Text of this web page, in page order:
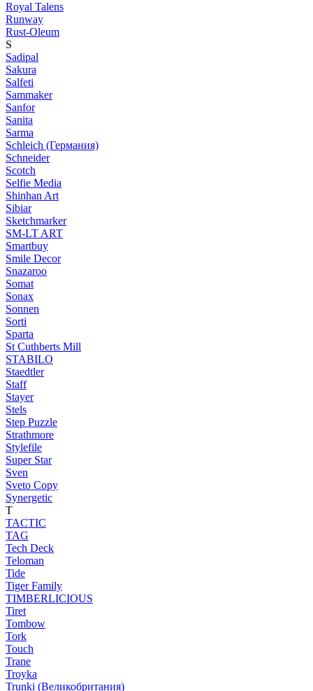
Royal Talens
Runway
Rust-Oleum
S
Sadipal
Sakura
Salfeti
Sammaker
Sanfor
Sanita
Sarma
Schleich (Германия)
Schneider
Scotch
Selfie Media
Shinhan Art
Sibiar
Sketchmarker
SM-LT ART
Smartbuy
Smile Decor
Snazaroo
Somat
Sonax
Sonnen
Sorti
Sparta
St Cuthberts Mill
STABILO
Staedtler
Staff
Stayer
Stels
Step Puzzle
Strathmore
Stylefile
Super Star
Sven
Sveto Copy
Synergetic
T
TACTIC
TAG
Tech Deck
Teloman
Tide
Tiger Family
TIMBERLICIOUS
Tiret
Tombow
Tork
Touch
Trane
Troyka
Trunki (Великобритания)